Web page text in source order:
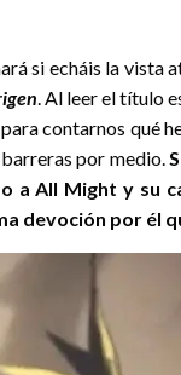
si echáis la vista
. Al leer el título
para contarnos qué
por medio.
a All Might y su
devoción por él